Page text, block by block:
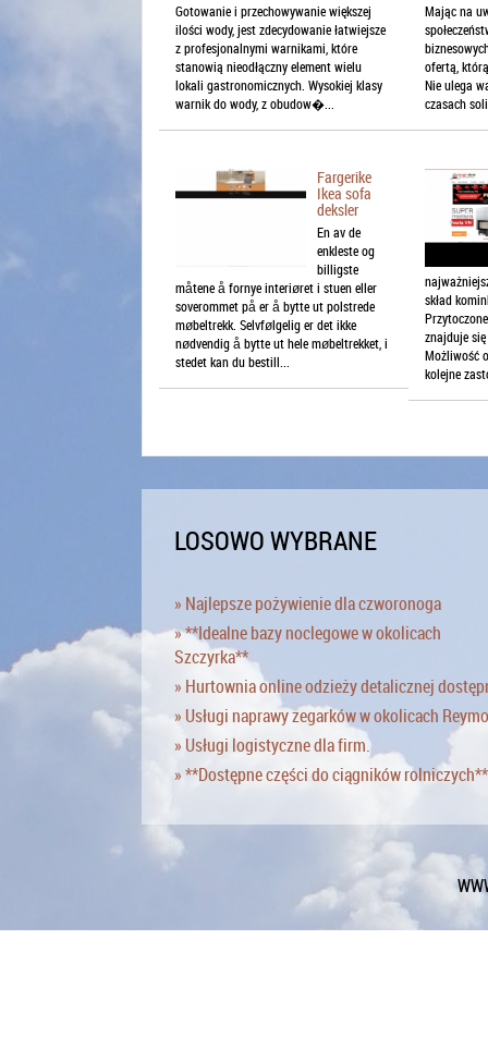
Gotowanie i przechowywanie większej
ilości wody, jest zdecydowanie łatwiejsze
z profesjonalnymi warnikami, które
stanowią nieodłączny element wielu
lokali gastronomicznych. Wysokiej klasy
warnik do wody, z obudow�...
Mając na
ofertą,
Nie ulega
czasach
Fargerike
Ikea sofa
deksler
En av de
enkleste og
billigste
måtene å fornye interiøret i stuen eller
soverommet på er å bytte ut polstrede
møbeltrekk. Selvfølgelig er det ikke
nødvendig å bytte ut hele møbeltrekket, i
stedet kan du bestill...
skład
znajduje
Możliwość
kolejne
LOSOWO WYBRANE
» Najlepsze pożywienie dla czworonoga
» **Idealne bazy noclegowe w okolicach
Szczyrka**
» Hurtownia online odzieży detalicznej
» Usługi naprawy zegarków w okolicach
» Usługi logistyczne dla firm.
» **Dostępne części do ciągników rolniczych**